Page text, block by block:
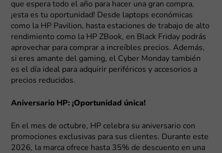
que espera todo el año para hacer una gran compra,
¡esta es tu oportunidad! Desde laptops económicas
como la HP Pavilion, hasta estaciones de trabajo de alto
rendimiento como la HP ZBook, en Black Friday podrás
aprovechar para comprar a increíbles precios. Además,
si eres amante del gaming, el Cyber Monday también
es el día ideal para adquirir periféricos y accesorios a
precios reducidos.
Aniversario HP: ¡Oportunidad única!
En el mes de octubre, HP celebra su aniversario con
promociones exclusivas para sus clientes. Durante este
2026, la marca ofrece hasta 35% de descuento en una